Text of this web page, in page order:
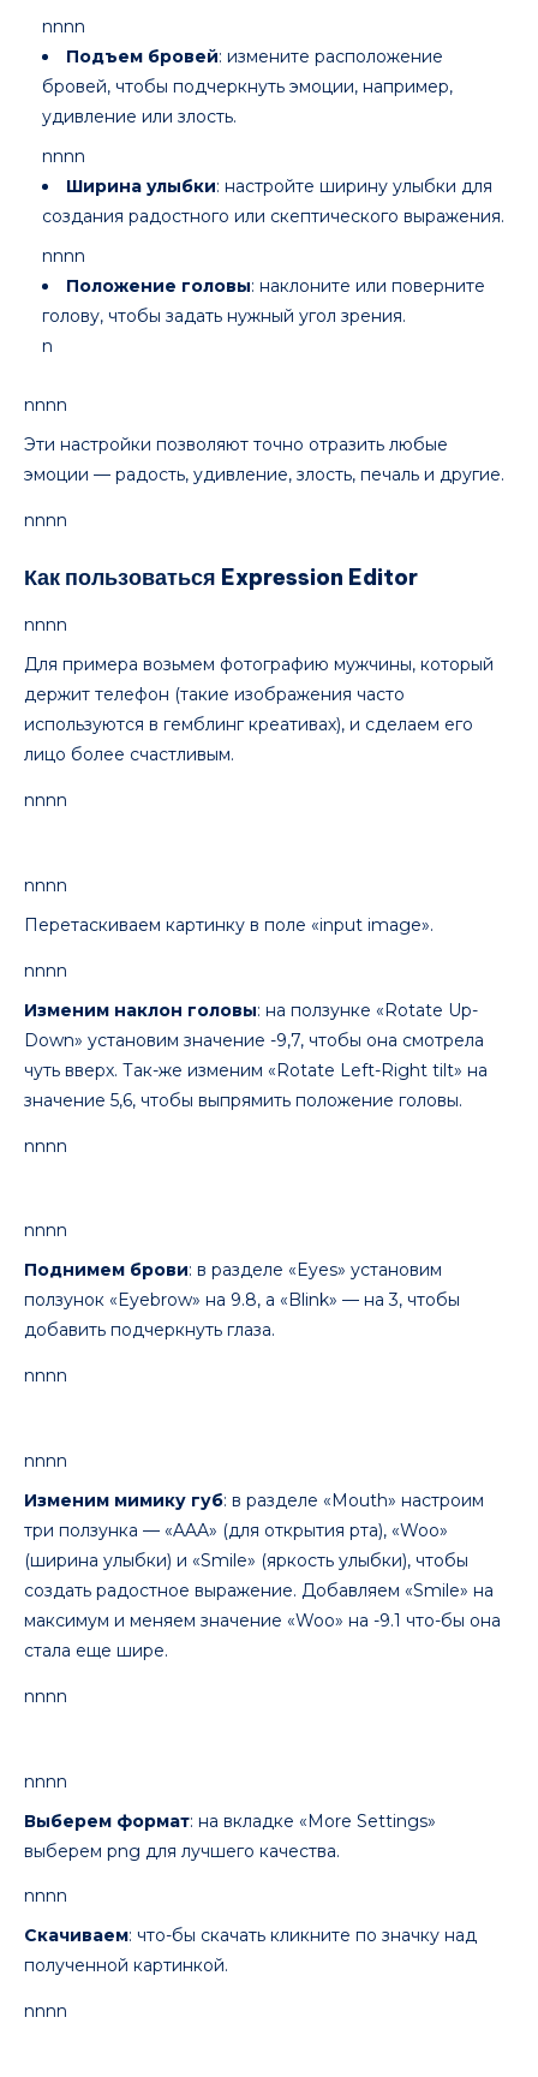
nnnn
Подъем бровей: измените расположение
бровей, чтобы подчеркнуть эмоции, например,
удивление или злость.
nnnn
Ширина улыбки: настройте ширину улыбки для
создания радостного или скептического выражения.
nnnn
Положение головы: наклоните или поверните
голову, чтобы задать нужный угол зрения.
n
nnnn
Эти настройки позволяют точно отразить любые
эмоции — радость, удивление, злость, печаль и другие.
nnnn
Как пользоваться Expression Editor
nnnn
Для примера возьмем фотографию мужчины, который
держит телефон (такие изображения часто
используются в гемблинг креативах), и сделаем его
лицо более счастливым.
nnnn
nnnn
Перетаскиваем картинку в поле «input image».
nnnn
Изменим наклон головы: на ползунке «Rotate Up-
Down» установим значение -9,7, чтобы она смотрела
чуть вверх. Так-же изменим «Rotate Left-Right tilt» на
значение 5,6, чтобы выпрямить положение головы.
nnnn
nnnn
Поднимем брови: в разделе «Eyes» установим
ползунок «Eyebrow» на 9.8, а «Blink» — на 3, чтобы
добавить подчеркнуть глаза.
nnnn
nnnn
Изменим мимику губ: в разделе «Mouth» настроим
три ползунка — «AAA» (для открытия рта), «Woo»
(ширина улыбки) и «Smile» (яркость улыбки), чтобы
создать радостное выражение. Добавляем «Smile» на
максимум и меняем значение «Woo» на -9.1 что-бы она
стала еще шире.
nnnn
nnnn
Выберем формат: на вкладке «More Settings»
выберем png для лучшего качества.
nnnn
Скачиваем: что-бы скачать кликните по значку над
полученной картинкой.
nnnn